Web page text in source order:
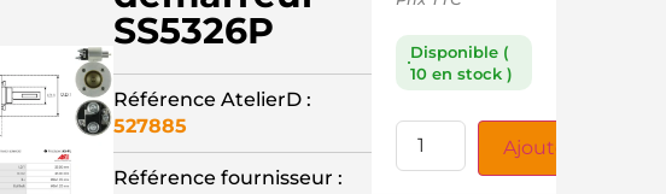
SS5326P
Référence AtelierD :
527885
Référence fournisseur :
Disponible (
10 en stock )
Ajouter au